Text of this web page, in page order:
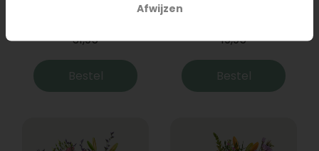
31,95
Bestel
19,95
Bestel
Afwijzen